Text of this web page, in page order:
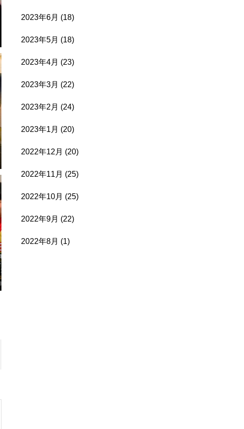
2023年6月 (18)
2023年5月 (18)
2023年4月 (23)
2023年3月 (22)
2023年2月 (24)
2023年1月 (20)
2022年12月 (20)
2022年11月 (25)
2022年10月 (25)
2022年9月 (22)
2022年8月 (1)